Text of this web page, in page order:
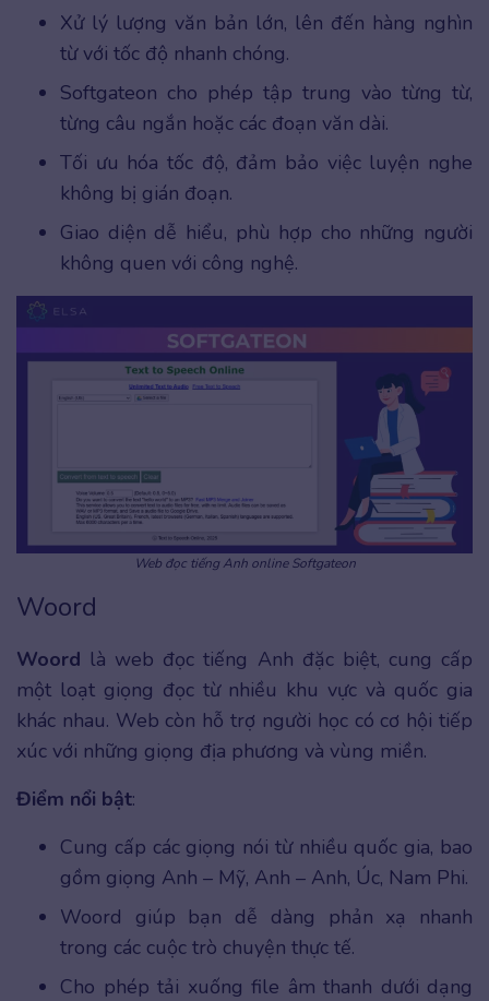
Xử lý lượng văn bản lớn, lên đến hàng nghìn
từ với tốc độ nhanh chóng.
Softgateon cho phép tập trung vào từng từ,
từng câu ngắn hoặc các đoạn văn dài.
Tối ưu hóa tốc độ, đảm bảo việc luyện nghe
không bị gián đoạn.
Giao diện dễ hiểu, phù hợp cho những người
không quen với công nghệ.
Web đọc tiếng Anh online Softgateon
Woord
Woord là web đọc tiếng Anh đặc biệt, cung cấp
một loạt giọng đọc từ nhiều khu vực và quốc gia
khác nhau. Web còn hỗ trợ người học có cơ hội tiếp
xúc với những giọng địa phương và vùng miền.
Điểm nổi bật:
Cung cấp các giọng nói từ nhiều quốc gia, bao
gồm giọng Anh – Mỹ, Anh – Anh, Úc, Nam Phi.
Woord giúp bạn dễ dàng phản xạ nhanh
trong các cuộc trò chuyện thực tế.
Cho phép tải xuống file âm thanh dưới dạng